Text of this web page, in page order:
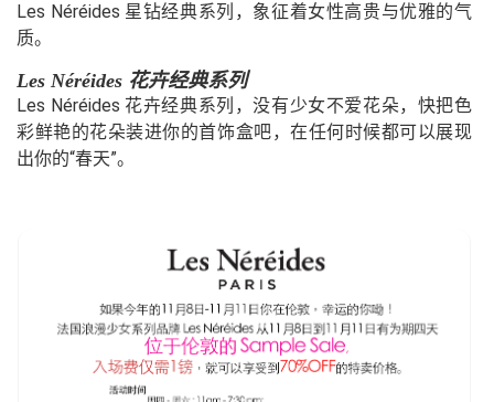
Les Néréides 星钻经典系列，象征着女性高贵与优雅的气
质。
Les Néréides 花卉经典系列
Les Néréides 花卉经典系列，没有少女不爱花朵，快把色
彩鲜艳的花朵装进你的首饰盒吧，在任何时候都可以展现
出你的“春天”。